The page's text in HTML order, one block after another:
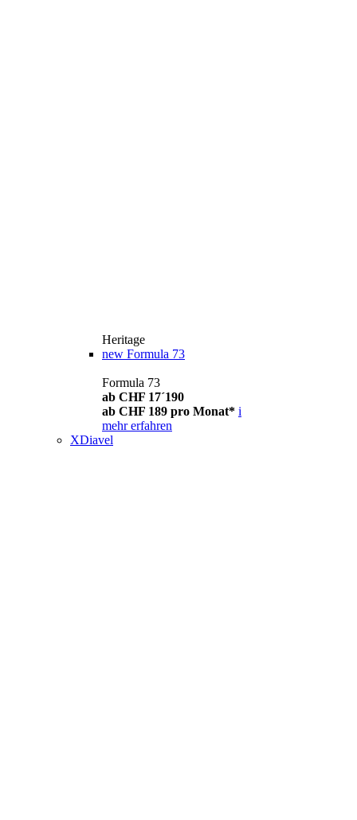
Heritage
new Formula 73
Formula 73
ab CHF 17´190
ab CHF 189 pro Monat* i
mehr erfahren
XDiavel